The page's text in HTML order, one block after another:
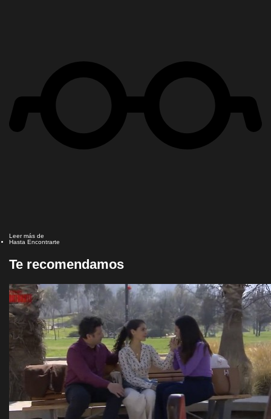
Leer más de
Hasta Encontrarte
Te recomendamos